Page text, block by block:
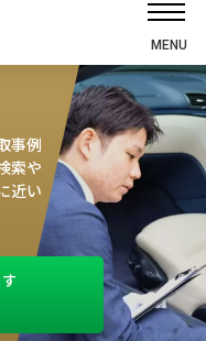
MENU
事例
索や
近い